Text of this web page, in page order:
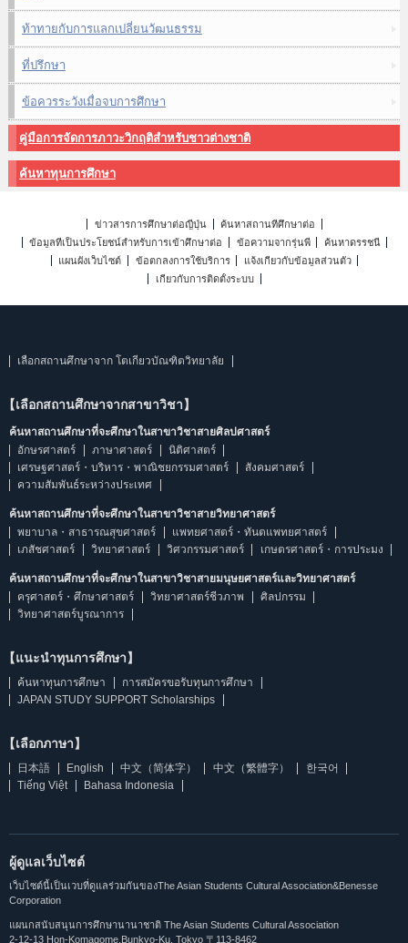
ท้าทายกับการแลกเปลี่ยนวัฒนธรรม
ที่ปรึกษา
ข้อควรระวังเมื่อจบการศึกษา
คู่มือการจัดการภาวะวิกฤติสำหรับชาวต่างชาติ
ค้นหาทุนการศึกษา
ข่าวสารการศึกษาต่อญี่ปุ่น
ค้นหาสถานที่ศึกษาต่อ
ข้อมูลที่เป็นประโยชน์สำหรับการเข้าศึกษาต่อ
ข้อความจากรุ่นพี่
ค้นหาดรรชนี
แผนผังเว็บไซต์
ข้อตกลงการใช้บริการ
แจ้งเกี่ยวกับข้อมูลส่วนตัว
เกี่ยวกับการติดตั้งระบบ
เลือกสถานศึกษาจาก โตเกียวบัณฑิตวิทยาลัย
【เลือกสถานศึกษาจากสาขาวิชา】
ค้นหาสถานศึกษาที่จะศึกษาในสาขาวิชาสายศิลปศาสตร์
อักษรศาสตร์
ภาษาศาสตร์
นิติศาสตร์
เศรษฐศาสตร์・บริหาร・พาณิชยกรรมศาสตร์
สังคมศาสตร์
ความสัมพันธ์ระหว่างประเทศ
ค้นหาสถานศึกษาที่จะศึกษาในสาขาวิชาสายวิทยาศาสตร์
พยาบาล・สาธารณสุขศาสตร์
แพทยศาสตร์・ทันตแพทยศาสตร์
เภสัชศาสตร์
วิทยาศาสตร์ วิศวกรรมศาสตร์ เกษตรศาสตร์・การประมง
ค้นหาสถานศึกษาที่จะศึกษาในสาขาวิชาสายมนุษยศาสตร์และวิทยาศาสตร์
ครุศาสตร์・ศึกษาศาสตร์
วิทยาศาสตร์ชีวภาพ
ศิลปกรรม
วิทยาศาสตร์บูรณาการ
【แนะนำทุนการศึกษา】
ค้นหาทุนการศึกษา
การสมัครขอรับทุนการศึกษา
JAPAN STUDY SUPPORT Scholarships
【เลือกภาษา】
日本語 English 中文（简体字） 中文（繁體字）
한국어
Tiếng Việt
Bahasa Indonesia
ผู้ดูแลเว็บไซต์
เว็บไซต์นี้เป็นเวบที่ดูแลร่วมกันของThe Asian Students Cultural Association&Benesse
Corporation
แผนกสนับสนุนการศึกษานานาชาติ The Asian Students Cultural Association
2-12-13 Hon-Komagome,Bunkyo-Ku, Tokyo 〒113-8462